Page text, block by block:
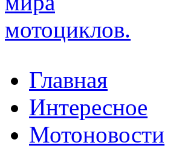
Главная
Интересное
Мотоновости